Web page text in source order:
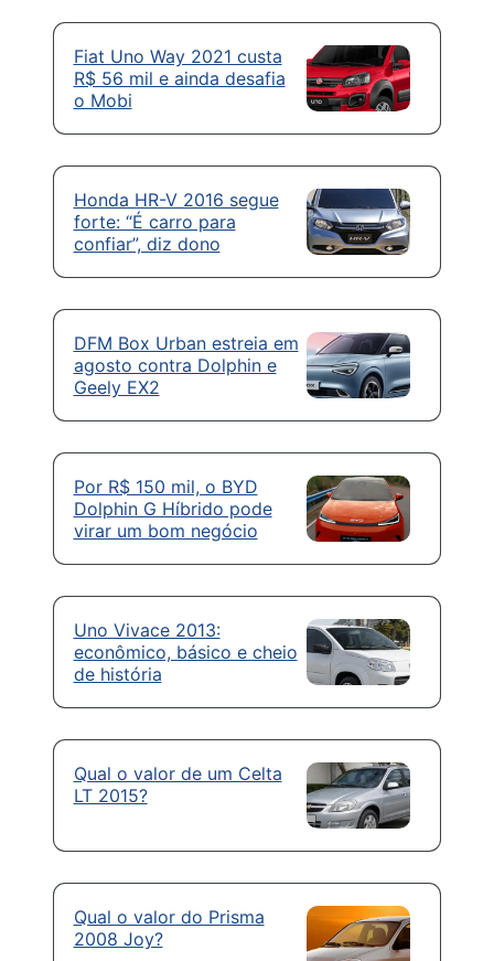
Fiat Uno Way 2021 custa
R$ 56 mil e ainda desafia
o Mobi
Honda HR-V 2016 segue
forte: “É carro para
confiar”, diz dono
DFM Box Urban estreia em
agosto contra Dolphin e
Geely EX2
Por R$ 150 mil, o BYD
Dolphin G Híbrido pode
virar um bom negócio
Uno Vivace 2013:
econômico, básico e cheio
de história
Qual o valor de um Celta
LT 2015?
Qual o valor do Prisma
2008 Joy?